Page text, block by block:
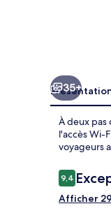
35+
À deux pas
l'accès Wi-
voyageurs
Avis
voyageurs
9,49,4 sur 10
Afficher